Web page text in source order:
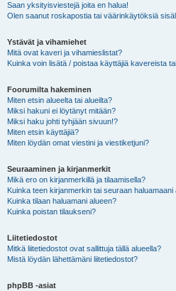
Saan yksityisviestejä joita en halua!
Olen saanut roskapostia tai väärinkäytöksiä
Ystävät ja vihamiehet
Mitä ovat kaveri ja vihamieslistat?
Kuinka voin lisätä / poistaa käyttäjiä kavereista
Foorumilta hakeminen
Miten etsin alueelta tai alueilta?
Miksi hakuni ei löytänyt mitään?
Miksi haku johti tyhjään sivuun!?
Miten etsin käyttäjiä?
Miten löydän omat viestini ja viestiketjuni?
Seuraaminen ja kirjanmerkit
Mikä ero on kirjanmerkillä ja tilaamisella?
Kuinka teen kirjanmerkin tai seuraan haluamaani
Kuinka tilaan haluamani alueen?
Kuinka poistan tilaukseni?
Liitetiedostot
Mitkä liitetiedostot ovat sallittuja tällä alueella?
Mistä löydän lähettämäni liitetiedostot?
phpBB -asiat